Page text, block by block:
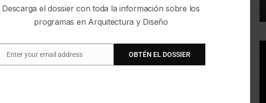
Descarga el dossier con toda la información sobre los
programas en Arquitectura y Diseño
Email
Enter your email address OBTÉN EL DOSSIER